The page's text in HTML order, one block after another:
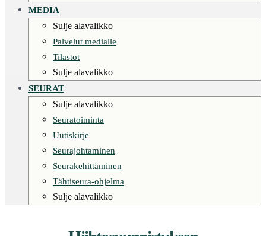
MEDIA
Sulje alavalikko
Palvelut medialle
Tilastot
Sulje alavalikko
SEURAT
Sulje alavalikko
Seuratoiminta
Uutiskirje
Seurajohtaminen
Seurakehittäminen
Tähtiseura-ohjelma
Sulje alavalikko